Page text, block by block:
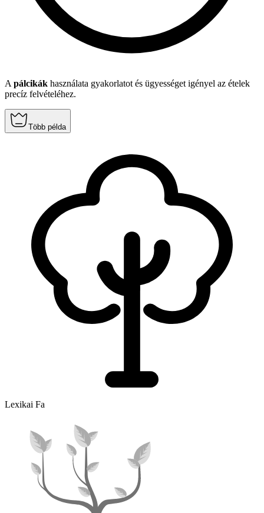
A pálcikák használata gyakorlatot és ügyességet igényel az ételek
precíz felvételéhez.
Több példa
Lexikai Fa